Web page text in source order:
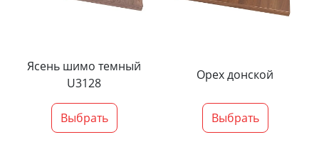
Ясень шимо темный
U3128
Выбрать
Орех донской
Выбрать